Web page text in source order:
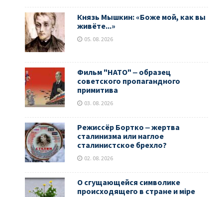
Князь Мышкин: «Боже мой, как вы
живёте...»
05. 08. 2026
Фильм "НАТО" ‒ образец
советского пропагандного
примитива
03. 08. 2026
Режиссёр Бортко ‒ жертва
сталинизма или наглое
сталинистское брехло?
02. 08. 2026
О сгущающейся символике
происходящего в стране и мiре